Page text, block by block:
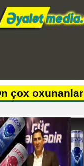
çox oxunanlar